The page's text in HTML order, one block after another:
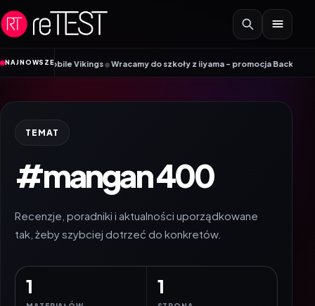
Przejdź do treści
NAJNOWSZE
Mobile Vikings•Wracamy do szkoły z iiyama – promocja Back to School
TEMAT
#mangan 400
Recenzje, poradniki i aktualności uporządkowane
tak, żeby szybciej dotrzeć do konkretów.
1 1